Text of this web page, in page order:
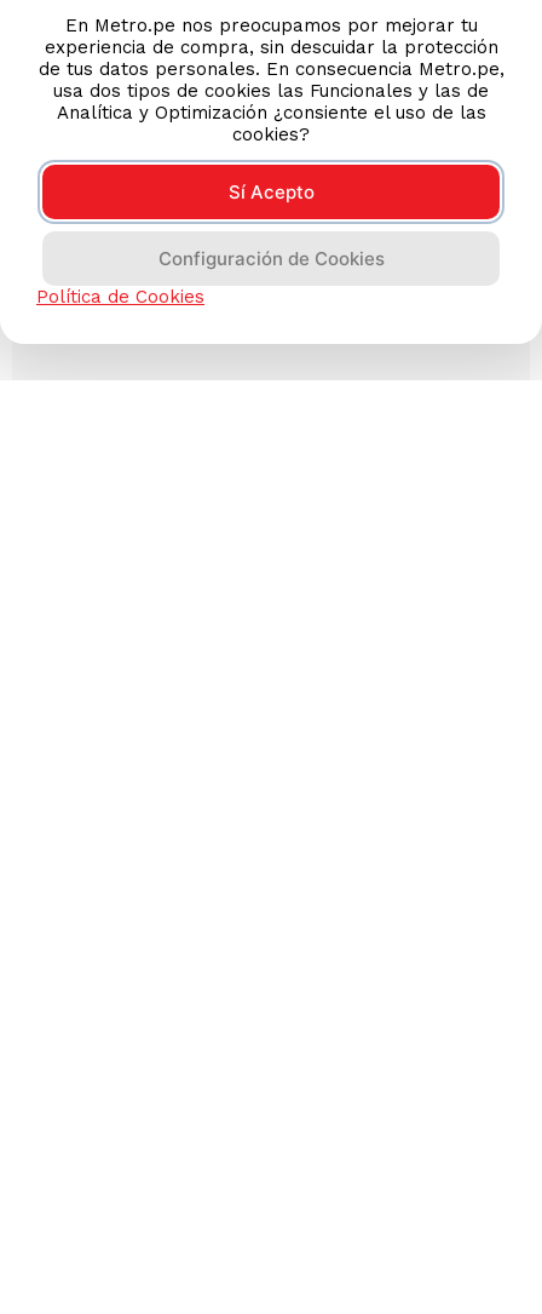
En Metro.pe nos preocupamos por mejorar tu
experiencia de compra, sin descuidar la protección
de tus datos personales. En consecuencia Metro.pe,
usa dos tipos de cookies las Funcionales y las de
Analítica y Optimización ¿consiente el uso de las
cookies?
Sí Acepto
Configuración de Cookies
Política de Cookies